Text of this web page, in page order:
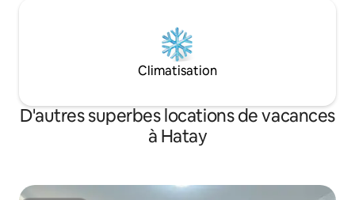
Climatisation
D'autres superbes locations de vacances
à Hatay